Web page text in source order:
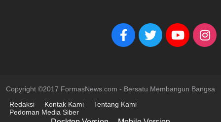
Copyright ©2017 FormasNews.com - Bersatu Membangun Bangsa
Redaksi
Kontak Kami
Tentang Kami
Pedoman Media Siber